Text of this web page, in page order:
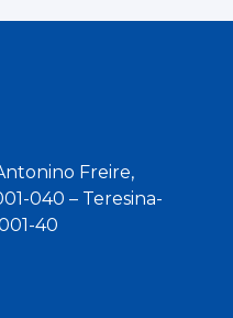
Freire,
040 – Teresina-
40